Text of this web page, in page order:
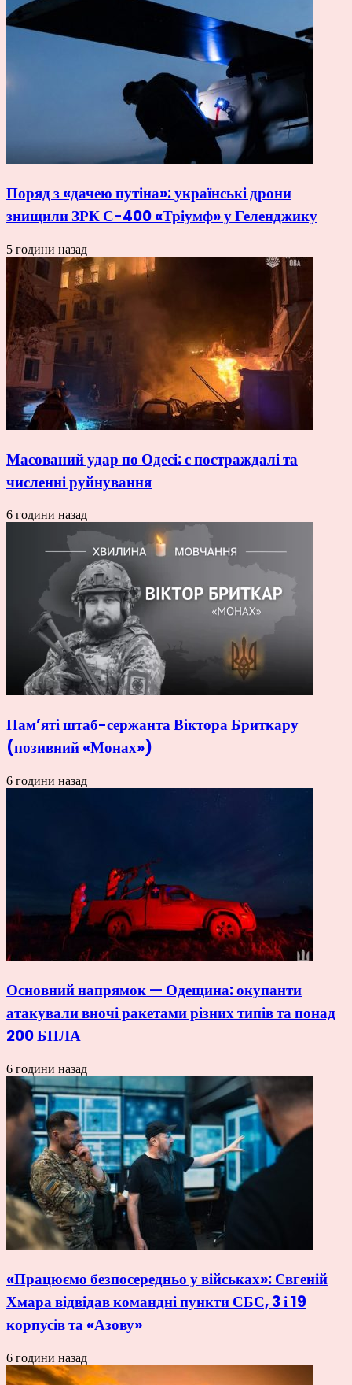
Поряд з «дачею путіна»: українські дрони
знищили ЗРК С-400 «Тріумф» у Геленджику
5 години назад
Масований удар по Одесі: є постраждалі та
численні руйнування
6 години назад
Пам’яті штаб-сержанта Віктора Бриткару
(позивний «Монах»)
6 години назад
Основний напрямок — Одещина: окупанти
атакували вночі ракетами різних типів та понад
200 БПЛА
6 години назад
«Працюємо безпосередньо у військах»: Євгеній
Хмара відвідав командні пункти СБС, 3 і 19
корпусів та «Азову»
6 години назад